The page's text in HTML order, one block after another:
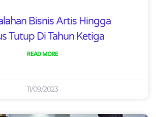
Bisnis Artis Hingga
Tutup Di Tahun Ketiga
READ MORE
11/09/2023